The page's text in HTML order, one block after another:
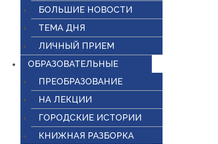
БОЛЬШИЕ НОВОСТИ
ТЕМА ДНЯ
ЛИЧНЫЙ ПРИЕМ
ОБРАЗОВАТЕЛЬНЫЕ
ПРЕОБРАЗОВАНИЕ
НА ЛЕКЦИИ
ГОРОДСКИЕ ИСТОРИИ
КНИЖНАЯ РАЗБОРКА